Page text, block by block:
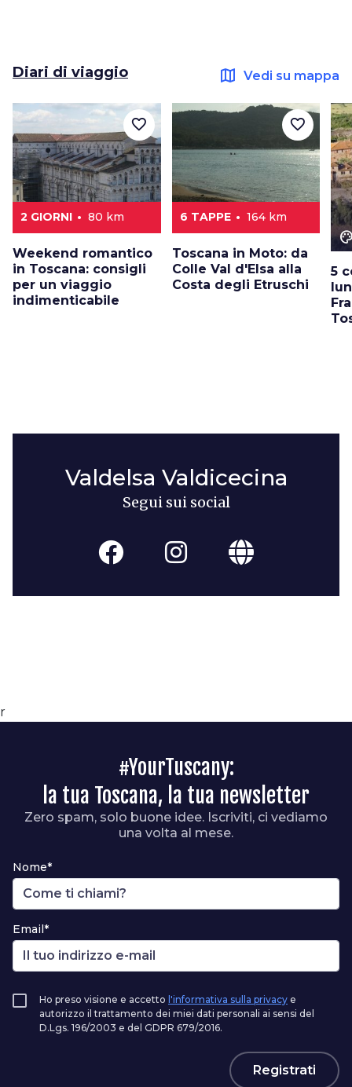
Diari di viaggio map Vedi su mappa
2 GIORNI 80 km
Weekend romantico
in Toscana: consigli
per un viaggio
indimenticabile
favorite_border
6 TAPPE 164 km
Toscana in Moto: da
Colle Val d'Elsa alla
Costa degli Etruschi
favorite_border
5
Valdelsa Valdicecina
Segui sui social
r
#YourTuscany:
la tua Toscana, la tua newsletter
Zero spam, solo buone idee. Iscriviti, ci vediamo
una volta al mese.
Nome*
Email*
Ho preso visione e accetto l'informativa sulla privacy e
autorizzo il trattamento dei miei dati personali ai sensi del
D.Lgs. 196/2003 e del GDPR 679/2016.
Registrati